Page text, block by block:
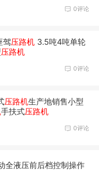
0评论
驾压路机 3.5吨4吨单轮
压路机
0评论
压路机生产地销售小型
手扶式压路机
0评论
全液压前后档控制操作